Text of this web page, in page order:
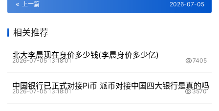
上一篇 2026-07-05
相关推荐
北大李晨现在身价多少钱(李晨身价多少亿)
2026-07-05 13:18:01 7405
中国银行已正式对接Pi币 派币对接中国四大银行是真的吗
2026-07-05 13:18:01 3570